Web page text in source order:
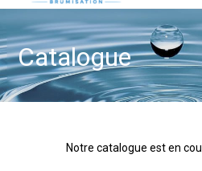
Catalogue
Notre catalogue est en